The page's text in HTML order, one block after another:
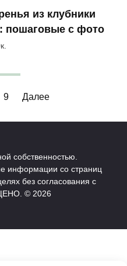
из клубники
пошаговые с фото
9 Далее
собственностью.
информации со страниц
без согласования с
© 2026